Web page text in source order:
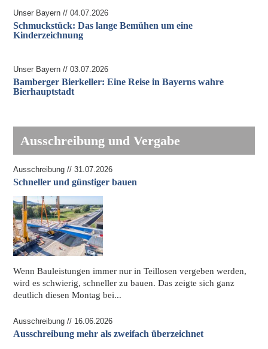
Unser Bayern // 04.07.2026
Schmuckstück: Das lange Bemühen um eine
Kinderzeichnung
Unser Bayern // 03.07.2026
Bamberger Bierkeller: Eine Reise in Bayerns wahre
Bierhauptstadt
Ausschreibung und Vergabe
Ausschreibung // 31.07.2026
Schneller und günstiger bauen
Wenn Bauleistungen immer nur in Teillosen vergeben werden,
wird es schwierig, schneller zu bauen. Das zeigte sich ganz
deutlich diesen Montag bei...
Ausschreibung // 16.06.2026
Ausschreibung mehr als zweifach überzeichnet